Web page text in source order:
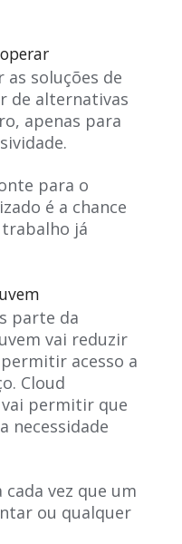
soluções de
de alternativas
apenas para
para o
é a chance
já
parte da
vai reduzir
acesso a
Cloud
permitir que
necessidade
vez que um
ou qualquer